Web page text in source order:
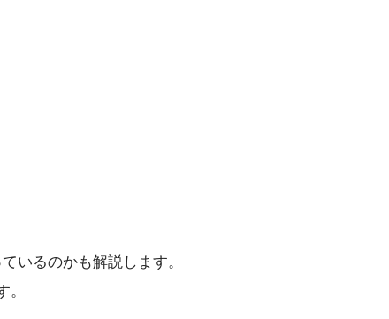
いるのかも解説します。